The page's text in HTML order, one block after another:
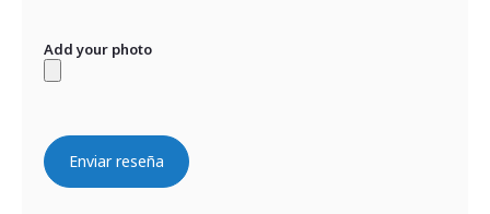
Add your photo
Enviar reseña